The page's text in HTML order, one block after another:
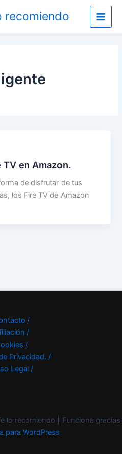
recomiendo
Main
en Amazon.
de disfrutar de tus
los Fire TV de Amazon
/
/
/
Privacidad. /
Legal /
lo recomiendo | Funciona gracias
para WordPress